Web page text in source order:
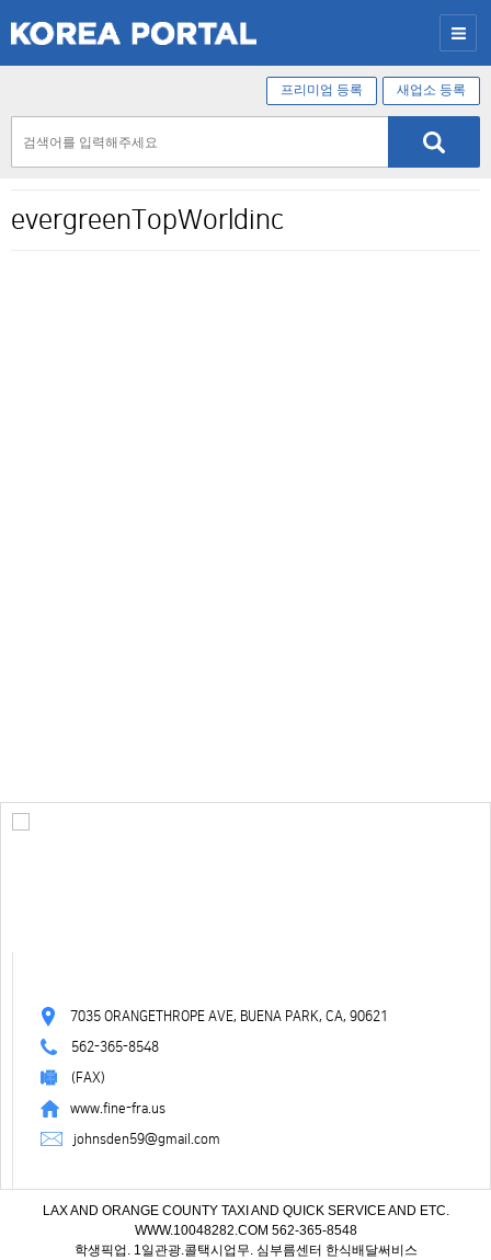
새업소 등록
프리미엄 등록
evergreenTopWorldinc
7035 ORANGETHROPE AVE, BUENA PARK, CA, 90621
562-365-8548
(FAX)
www.fine-fra.us
johnsden59@gmail.com
LAX AND ORANGE COUNTY TAXI AND QUICK SERVICE AND ETC.
WWW.10048282.COM 562-365-8548
학생픽업. 1일관광.콜택시업무. 심부름센터 한식배달써비스